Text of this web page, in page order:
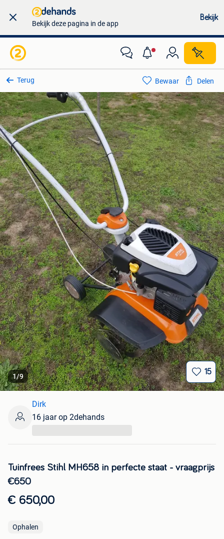
Bekijk deze pagina in de app
Bekijk
Terug
1/9
15
Bewaar Delen
Tuinfrees Stihl MH658 in perfecte staat - vraagprijs
€650
€ 650,00
Ophalen
Dirk
16 jaar op 2dehands